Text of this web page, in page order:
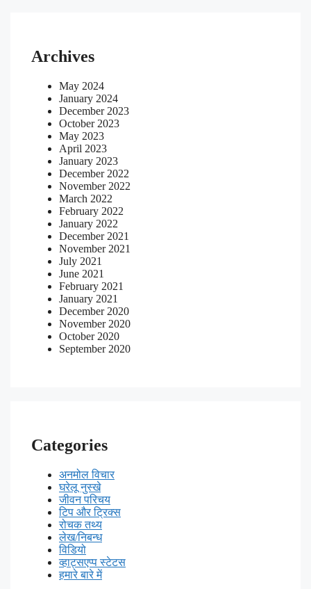
Archives
May 2024
January 2024
December 2023
October 2023
May 2023
April 2023
January 2023
December 2022
November 2022
March 2022
February 2022
January 2022
December 2021
November 2021
July 2021
June 2021
February 2021
January 2021
December 2020
November 2020
October 2020
September 2020
Categories
अनमोल विचार
घरेलू नुस्खे
जीवन परिचय
टिप और ट्रिक्स
रोचक तथ्य
लेख/निबन्ध
विडियो
व्हाट्सएप्प स्टेटस
हमारे बारे में